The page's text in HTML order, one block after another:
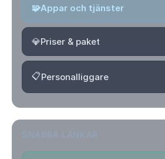
🧩Appar och tjänster
💎Priser & paket
📋Personalliggare